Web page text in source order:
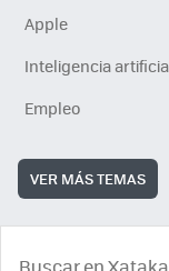
Apple
Inteligencia
Empleo
VER MÁS TEMAS